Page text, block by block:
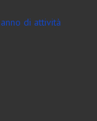
di attività